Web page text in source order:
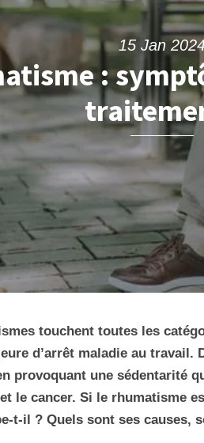
15 Jan
:
touchent toutes les
d’arrêt maladie au travail.
provoquant une sédentarité
le cancer. Si le rhumatisme
t-il ? Quels sont ses causes,